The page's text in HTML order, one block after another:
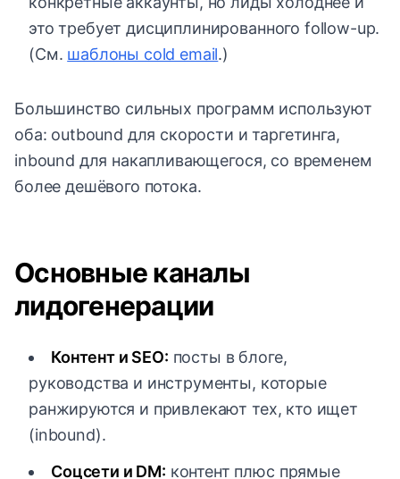
это требует дисциплинированного follow-up.
(См. шаблоны cold email.)
Большинство сильных программ используют
оба: outbound для скорости и таргетинга,
inbound для накапливающегося, со временем
более дешёвого потока.
Основные каналы
лидогенерации
Контент и SEO: посты в блоге,
руководства и инструменты, которые
ранжируются и привлекают тех, кто ищет
(inbound).
Соцсети и DM: контент плюс прямые